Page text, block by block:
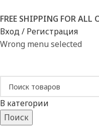
FREE SHIPPING FOR ALL
Вход / Регистрация
Wrong menu selected
В категории
Поиск